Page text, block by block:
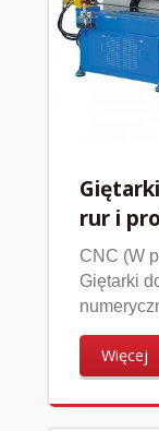
rur i
CNC (W
Giętarki
Więcej